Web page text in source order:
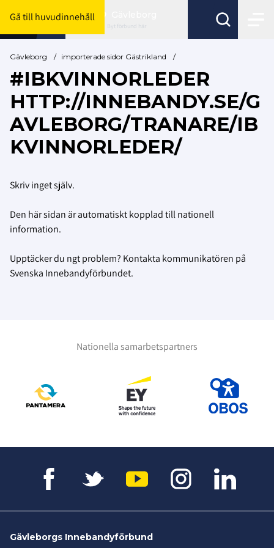
Gå till huvudinnehåll
Byt förbund här
Gävleborg / importerade sidor Gästrikland /
#IBKVINNORLEDER
HTTP://INNEBANDY.SE/G
AVLEBORG/TRANARE/IB
KVINNORLEDER/
Skriv inget själv.
Den här sidan är automatiskt kopplad till nationell
information.
Upptäcker du ngt problem? Kontakta kommunikatören på
Svenska Innebandyförbundet.
Nationella samarbetspartners
Gävleborgs Innebandyförbund